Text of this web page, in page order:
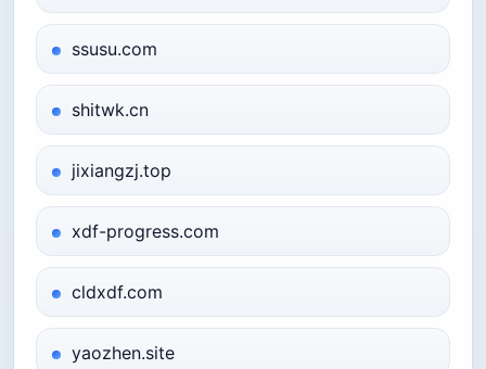
ssusu.com
shitwk.cn
jixiangzj.top
xdf-progress.com
cldxdf.com
yaozhen.site